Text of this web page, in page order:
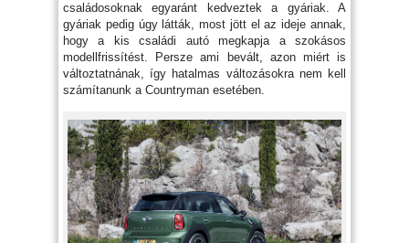
családosoknak egyaránt kedveztek a gyáriak. A
gyáriak pedig úgy látták, most jött el az ideje annak,
hogy a kis családi autó megkapja a szokásos
modellfrissítést. Persze ami bevált, azon miért is
változtatnának, így hatalmas változásokra nem kell
számítanunk a Countryman esetében.